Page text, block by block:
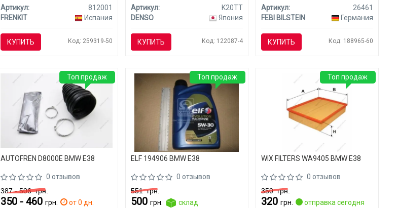
Артикул:
812001
FRENKIT
Испания
КУПИТЬ Код: 259319-50
Артикул:
K20TT
DENSO
Япония
КУПИТЬ Код: 122087-4
Артикул:
26461
FEBI BILSTEIN
Германия
КУПИТЬ Код: 188965-60
AUTOFREN D8000E BMW E38
0 отзывов
387 - 506грн.
350 - 460 грн.
от 0 дн.
Топ продаж
ELF 194906 BMW E38
0 отзывов
551грн.
500 грн.
склад
Топ продаж
WIX FILTERS WA9405 BMW E38
0 отзывов
350грн.
320 грн.
отправка сегодня
Топ продаж